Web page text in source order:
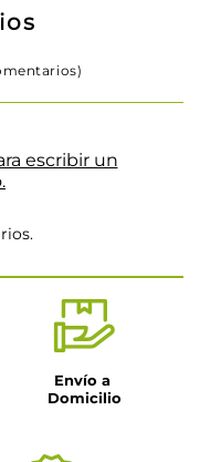
escribir un
Envío a
Domicilio